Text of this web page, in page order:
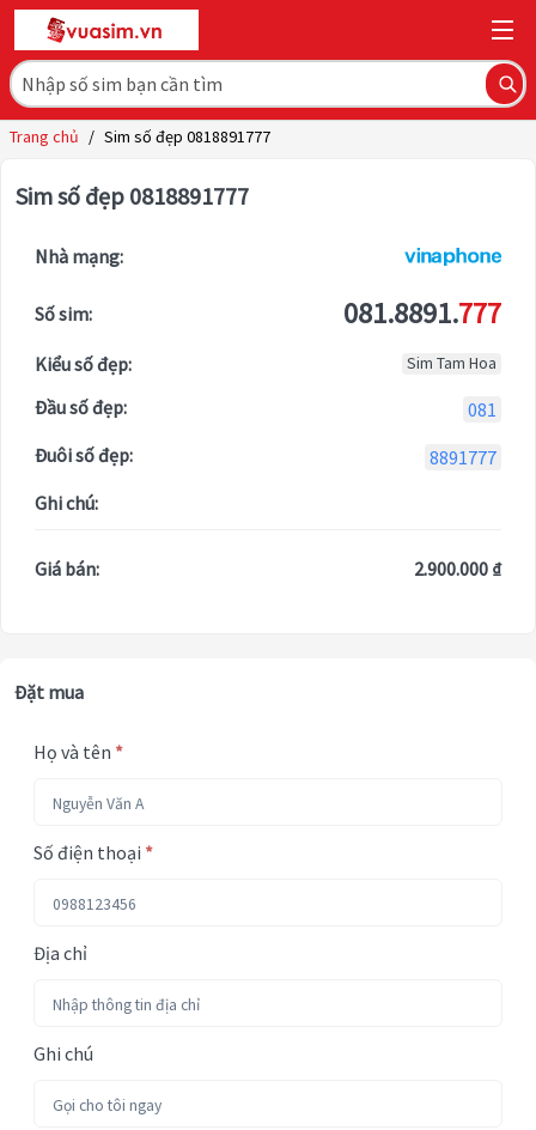
Trang chủ / Sim số đẹp 0818891777
Sim số đẹp 0818891777
Nhà mạng:
Số sim: 081.8891.777
Kiểu số đẹp: Sim Tam Hoa
Đầu số đẹp:
081
Đuôi số đẹp:
8891777
Ghi chú:
Giá bán: 2.900.000 ₫
Đặt mua
Họ và tên *
Số điện thoại *
Địa chỉ
Ghi chú